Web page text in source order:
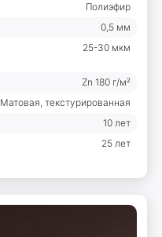
Полиэфир
0,5 мм
25-30 мкм
Zn 180 г/м²
Матовая, текстурированная
10 лет
25 лет